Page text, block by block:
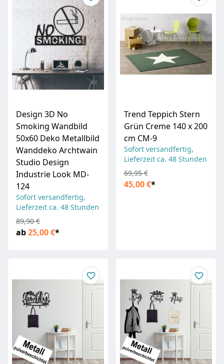
Design 3D No
Smoking Wandbild
50x60 Deko Metallbild
Wanddeko Archtwain
Studio Design
Industrie Look MD-
124
Sofort versandfertig,
Lieferzeit ca. 48 Stunden
ab25,00 €*
89,90 €
Trend Teppich Stern
Grün Creme 140 x 200
cm CM-9
Sofort versandfertig,
Lieferzeit ca. 48 Stunden
45,00 €*
69,95 €